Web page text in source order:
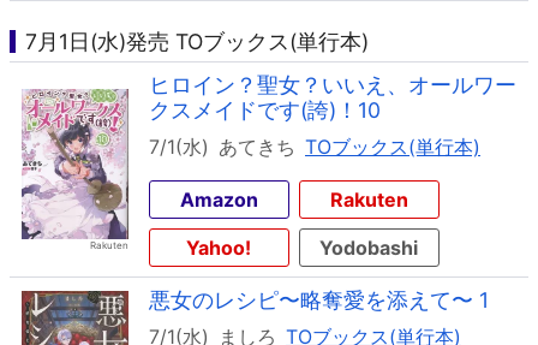
7月1日(水)発売 TOブックス(単行本)
ヒロイン？聖女？いいえ、オールワー
クスメイドです(誇)！10
7/1(水) あてきち TOブックス(単行本)
Amazon
Rakuten
Yahoo!
Yodobashi
悪女のレシピ〜略奪愛を添えて〜 1
7/1(水) ましろ TOブックス(単行本)